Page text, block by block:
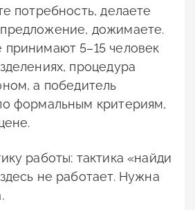
потребность, делаете
дожимаете.
5–15 человек
процедура
а победитель
формальным критериям,
работы: тактика «найди
не работает. Нужна